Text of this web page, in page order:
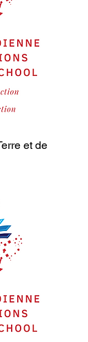
et de